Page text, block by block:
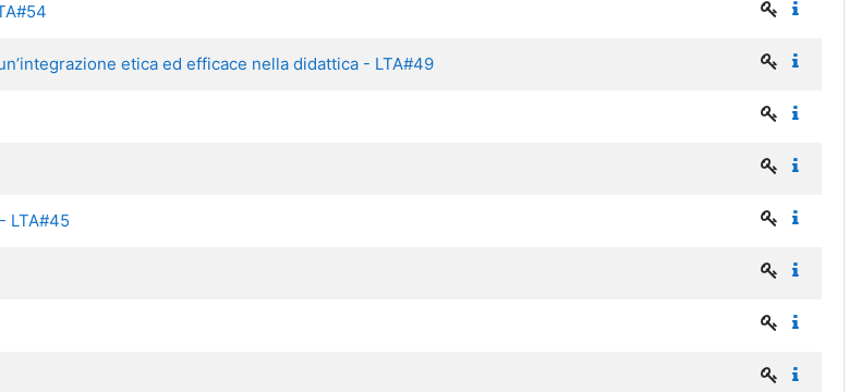
etica ed efficace nella didattica - LTA#49
LTA#45